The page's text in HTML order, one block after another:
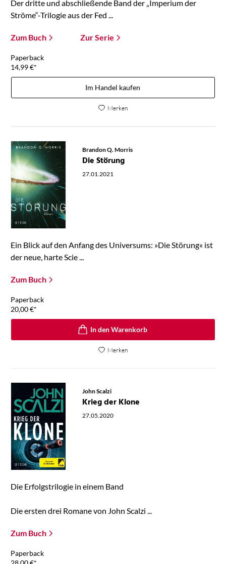
Der dritte und abschließende Band der „Imperium der
Ströme“-Trilogie aus der Fed ...
Zum Buch Zur Serie
Paperback
14,99€*
Im Handel kaufen
Merken
Brandon Q. Morris
Die Störung
27.01.2021
Ein Blick auf den Anfang des Universums: »Die Störung« ist
der neue, harte Scie ...
Zum Buch
Paperback
20,00€*
In den Warenkorb
Merken
John Scalzi
Krieg der Klone
27.05.2020
Die Erfolgstrilogie in einem Band
Die ersten drei Romane von John Scalzi ...
Zum Buch
Paperback